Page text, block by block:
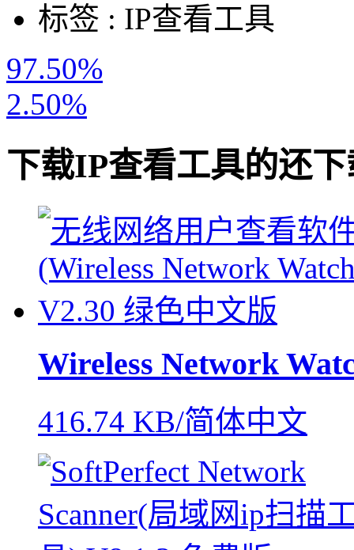
标签 : IP查看工具
97.50%
2.50%
下载IP查看工具的还
Wireless Network
416.74 KB/简体中文